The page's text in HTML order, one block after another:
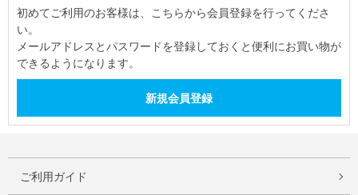
初めてご利用のお客様は、こちらから会員登録を行ってくださ
い。
メールアドレスとパスワードを登録しておくと便利にお買い物が
できるようになります。
ご利用ガイド